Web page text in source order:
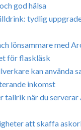
god hälsa
tydlig
lönsammare med
för flaskläsk
kan använda
inkomst
tallrik när du serverar
att skaffa